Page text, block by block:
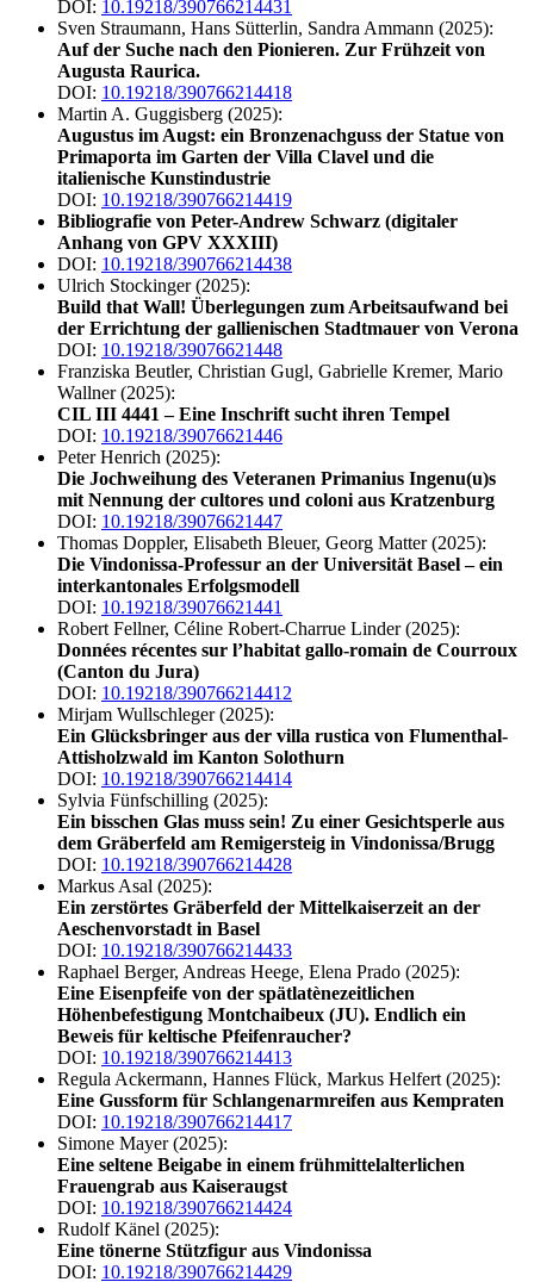
DOI: 10.19218/390766214431
Sven Straumann, Hans Sütterlin, Sandra Ammann (2025):
Auf der Suche nach den Pionieren. Zur Frühzeit von
Augusta Raurica.
DOI: 10.19218/390766214418
Martin A. Guggisberg (2025):
Augustus im Augst: ein Bronzenachguss der Statue von
Primaporta im Garten der Villa Clavel und die
italienische Kunstindustrie
DOI: 10.19218/390766214419
Bibliografie von Peter-Andrew Schwarz (digitaler
Anhang von GPV XXXIII)
DOI: 10.19218/390766214438
Ulrich Stockinger (2025):
Build that Wall! Überlegungen zum Arbeitsaufwand bei
der Errichtung der gallienischen Stadtmauer von Verona
DOI: 10.19218/39076621448
Franziska Beutler, Christian Gugl, Gabrielle Kremer, Mario
Wallner (2025):
CIL III 4441 – Eine Inschrift sucht ihren Tempel
DOI: 10.19218/39076621446
Peter Henrich (2025):
Die Jochweihung des Veteranen Primanius Ingenu(u)s
mit Nennung der cultores und coloni aus Kratzenburg
DOI: 10.19218/39076621447
Thomas Doppler, Elisabeth Bleuer, Georg Matter (2025):
Die Vindonissa-Professur an der Universität Basel – ein
interkantonales Erfolgsmodell
DOI: 10.19218/39076621441
Robert Fellner, Céline Robert-Charrue Linder (2025):
Données récentes sur l’habitat gallo-romain de Courroux
(Canton du Jura)
DOI: 10.19218/390766214412
Mirjam Wullschleger (2025):
Ein Glücksbringer aus der villa rustica von Flumenthal-
Attisholzwald im Kanton Solothurn
DOI: 10.19218/390766214414
Sylvia Fünfschilling (2025):
Ein bisschen Glas muss sein! Zu einer Gesichtsperle aus
dem Gräberfeld am Remigersteig in Vindonissa/Brugg
DOI: 10.19218/390766214428
Markus Asal (2025):
Ein zerstörtes Gräberfeld der Mittelkaiserzeit an der
Aeschenvorstadt in Basel
DOI: 10.19218/390766214433
Raphael Berger, Andreas Heege, Elena Prado (2025):
Eine Eisenpfeife von der spätlatènezeitlichen
Höhenbefestigung Montchaibeux (JU). Endlich ein
Beweis für keltische Pfeifenraucher?
DOI: 10.19218/390766214413
Regula Ackermann, Hannes Flück, Markus Helfert (2025):
Eine Gussform für Schlangenarmreifen aus Kempraten
DOI: 10.19218/390766214417
Simone Mayer (2025):
Eine seltene Beigabe in einem frühmittelalterlichen
Frauengrab aus Kaiseraugst
DOI: 10.19218/390766214424
Rudolf Känel (2025):
Eine tönerne Stützfigur aus Vindonissa
DOI: 10.19218/390766214429